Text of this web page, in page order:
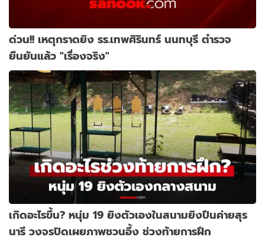
ด่วน!! เหตุกราดยิง รร.เทพศิรินทร์ นนทบุรี ตำรวจ
ยืนยันแล้ว "เรื่องจริง"
เกิดอะไรขึ้น? หนุ่ม 19 ยิงตัวเองในสนามยิงปืนค่ายสุร
นารี วงจรปิดเผยภาพชวนอึ้ง ช่วงท้ายการฝึก